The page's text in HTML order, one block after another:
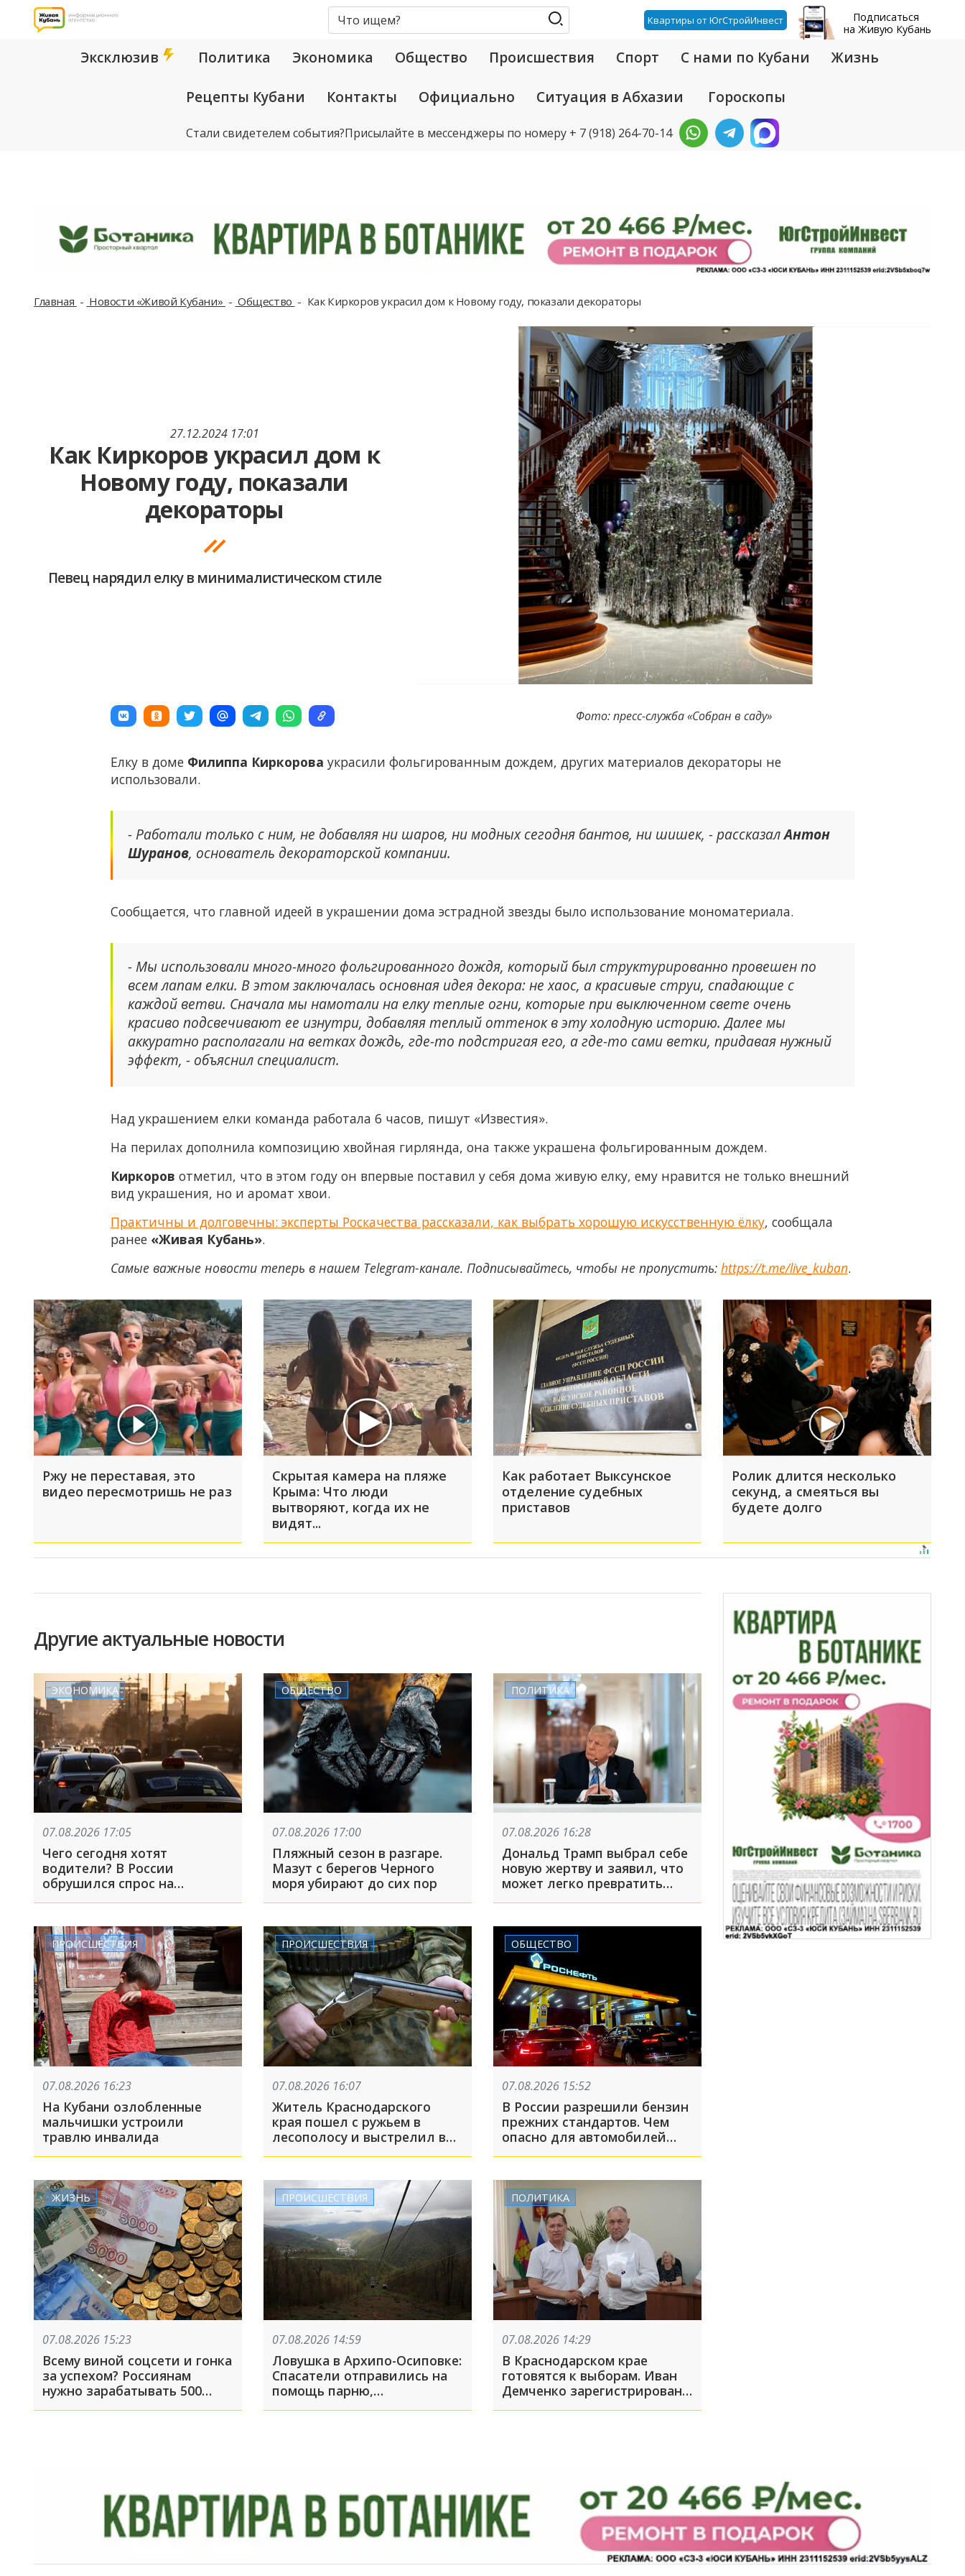
Квартиры от ЮгСтройИнвест
Подписаться
на Живую Кубань
Эксклюзив Политика Экономика Общество Происшествия Спорт С нами по Кубани Жизнь
Рецепты Кубани Контакты Официально Ситуация в Абхазии Гороскопы
Стали свидетелем события?Присылайте в мессенджеры по номеру + 7 (918) 264-70-14
Главная Новости «Живой Кубани» Общество Как Киркоров украсил дом к Новому году, показали декораторы
27.12.2024 17:01
Как Киркоров украсил дом к
Новому году, показали
декораторы
Певец нарядил елку в минималистическом стиле
Фото: пресс-служба «Собран в саду»
Елку в доме Филиппа Киркорова украсили фольгированным дождем, других материалов декораторы не
использовали.
- Работали только с ним, не добавляя ни шаров, ни модных сегодня бантов, ни шишек, - рассказалАнтон
Шуранов, основатель декораторской компании.
Сообщается, что главной идеей в украшении дома эстрадной звезды было использование мономатериала.
- Мы использовали много-много фольгированного дождя, который был структурированно провешен по
всем лапам елки. В этом заключалась основная идея декора: не хаос, а красивые струи, спадающие с
каждой ветви. Сначала мы намотали на елку теплые огни, которые при выключенном свете очень
красиво подсвечивают ее изнутри, добавляя теплый оттенок в эту холодную историю. Далее мы
аккуратно располагали на ветках дождь, где-то подстригая его, а где-то сами ветки, придавая нужный
эффект, - объяснил специалист.
Над украшением елки команда работала 6 часов, пишут «Известия».
На перилах дополнила композицию хвойная гирлянда, она также украшена фольгированным дождем.
Киркоров отметил, что в этом году он впервые поставил у себя дома живую елку, ему нравится не только внешний
вид украшения, но и аромат хвои.
Практичны и долговечны: эксперты Роскачества рассказали, как выбрать хорошую искусственную ёлку, сообщала
ранее «Живая Кубань».
Самые важные новости теперь в нашем Telegram-канале. Подписывайтесь, чтобы не пропустить: https://t.me/live_kuban.
Ржу не переставая, это
видео пересмотришь не раз
Скрытая камера на пляже
Крыма: Что люди
вытворяют, когда их не
видят...
Как работает Выксунское
отделение судебных
приставов
Ролик длится несколько
секунд, а смеяться вы
будете долго
Другие актуальные новости
ЭКОНОМИКА
07.08.2026 17:05
Чего сегодня хотят
водители? В России
обрушился спрос на
отечественные машины
ОБЩЕСТВО
07.08.2026 17:00
Пляжный сезон в разгаре.
Мазут с берегов Черного
моря убирают до сих пор
ПОЛИТИКА
07.08.2026 16:28
Дональд Трамп выбрал себе
новую жертву и заявил, что
может легко превратить
Швейцарию из
проблемную
ПРОИСШЕСТВИЯ
07.08.2026 16:23
На Кубани озлобленные
мальчишки устроили
травлю инвалида
ПРОИСШЕСТВИЯ
07.08.2026 16:07
Житель Краснодарского
края пошел с ружьем в
лесополосу и выстрелил в
человека
ОБЩЕСТВО
07.08.2026 15:52
В России разрешили бензин
прежних стандартов. Чем
опасно для автомобилей
«антикризисное» топливо?
ЖИЗНЬ
07.08.2026 15:23
Всему виной соцсети и гонка
за успехом? Россиянам
нужно зарабатывать 500
тысяч рублей в месяц, чтобы
ПРОИСШЕСТВИЯ
07.08.2026 14:59
Ловушка в Архипо-Осиповке:
Спасатели отправились на
помощь парню,
оказавшемуся в беде
ПОЛИТИКА
07.08.2026 14:29
В Краснодарском крае
готовятся к выборам. Иван
Демченко зарегистрирован
кандидатом в Госдуму